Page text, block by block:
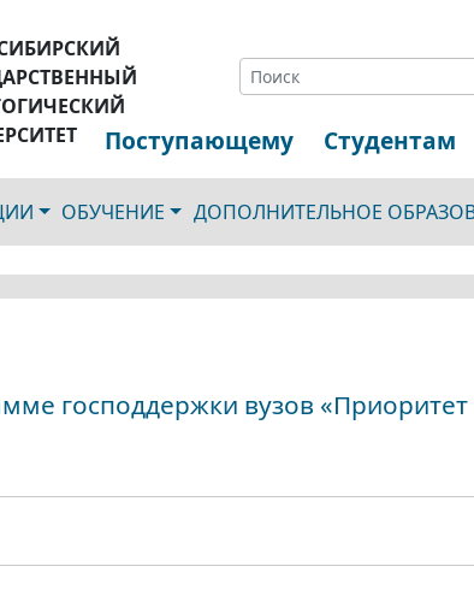
Поступающему Студентам
ОБУЧЕНИЕ ДОПОЛНИТЕЛЬНОЕ
господдержки вузов «Приоритет